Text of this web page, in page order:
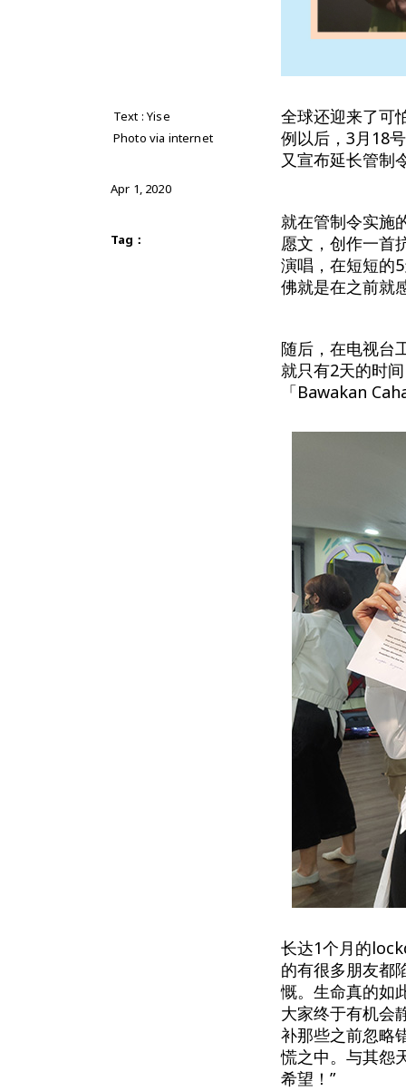
Text : Yise
Photo via internet
Apr 1, 2020
Tag：
全球还迎来了可
例以后，3月18
又宣布延长管制
就在管制令实施
愿文，创作一首
演唱，在短短的
佛就是在之前就
随后，在电视台
就只有2天的时
「Bawakan
长达1个月的
的有很多朋友都
慨。生命真的如
大家终于有机会
补那些之前忽略
慌之中。与其怨
希望！”